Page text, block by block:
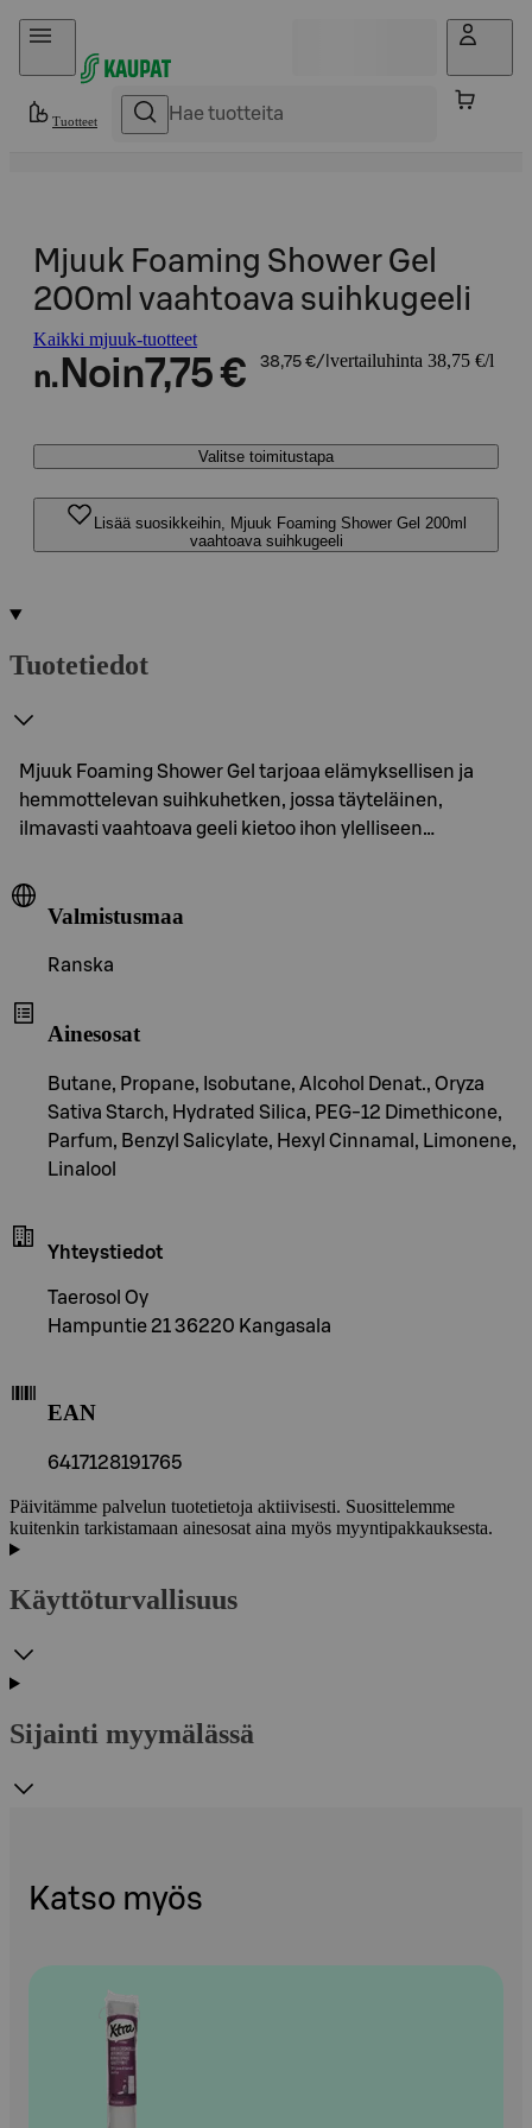
Hyppää sisältöön
Tuotteet
Mjuuk Foaming Shower Gel
200ml vaahtoava suihkugeeli
Kaikki mjuuk-tuotteet
n. Noin7,75 € 38,75 €/l vertailuhinta 38,75 €/l
Valitse toimitustapa
Lisää suosikkeihin, Mjuuk Foaming Shower Gel 200ml
vaahtoava suihkugeeli
Tuotetiedot
Mjuuk Foaming Shower Gel tarjoaa elämyksellisen ja
hemmottelevan suihkuhetken, jossa täyteläinen,
ilmavasti vaahtoava geeli kietoo ihon ylelliseen…
Valmistusmaa
Ranska
Ainesosat
Butane, Propane, Isobutane, Alcohol Denat., Oryza
Sativa Starch, Hydrated Silica, PEG-12 Dimethicone,
Parfum, Benzyl Salicylate, Hexyl Cinnamal, Limonene,
Linalool
Yhteystiedot
Taerosol Oy
Hampuntie 21 36220 Kangasala
EAN
6417128191765
Päivitämme palvelun tuotetietoja aktiivisesti. Suosittelemme
kuitenkin tarkistamaan ainesosat aina myös myyntipakkauksesta.
Käyttöturvallisuus
Sijainti myymälässä
Katso myös